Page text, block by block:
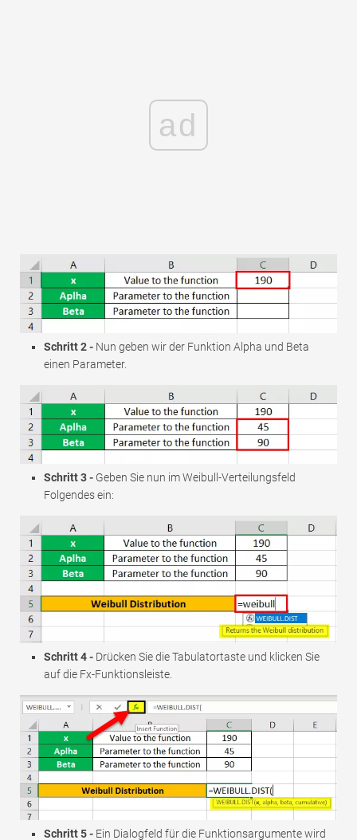
ad
Schritt 2 - Nun geben wir der Funktion Alpha und Beta
einen Parameter.
Schritt 3 - Geben Sie nun im Weibull-Verteilungsfeld
Folgendes ein:
Schritt 4 - Drücken Sie die Tabulatortaste und klicken Sie
auf die Fx-Funktionsleiste.
Schritt 5 - Ein Dialogfeld für die Funktionsargumente wird